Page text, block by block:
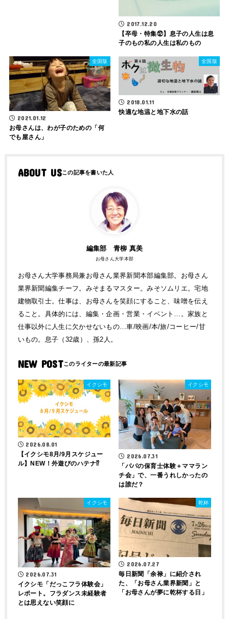
2017.12.20
【卒母・特集⑫】息子の人生は息
子のもの私の人生は私のもの
全国版
2021.01.12
お母さんは、わが子のための「何
でも屋さん」
全国版
2018.01.11
快適な地温と地下水の話
ABOUT US
編集部 青柳 真美
お母さん大学本部
お母さん大学事務局兼お母さん業界新聞本部編集部。お母さん
業界新聞編集チーフ。みそまるマスター。みそソムリエ。宅地
建物取引士。仕事は、お母さんを笑顔にすること、味噌を伝え
ること。具体的には、編集・企画・営業・イベント…。家族と
仕事以外に人生に欠かせないもの…車/映画/本/旅/コーヒー/甘
いもの。息子（32歳）、孫2人。
NEW POST
イクシモ
2026.08.01
【イクシモ8月/9月スケジュー
ル】NEW！外遊びのハテナ⁉
イクシモ
2026.07.31
「パパの保育士体験＋ママラン
チ会」で、一番うれしかったの
は誰だ？
イクシモ
2026.07.31
イクシモ「だっこフラ体験会」
レポート。フラダンス未経験者
とは思えない笑顔に
乾杯
2026.07.27
毎日新聞「余禄」に紹介され
た、「お母さん業界新聞」と
「お母さんが夢に乾杯する日」